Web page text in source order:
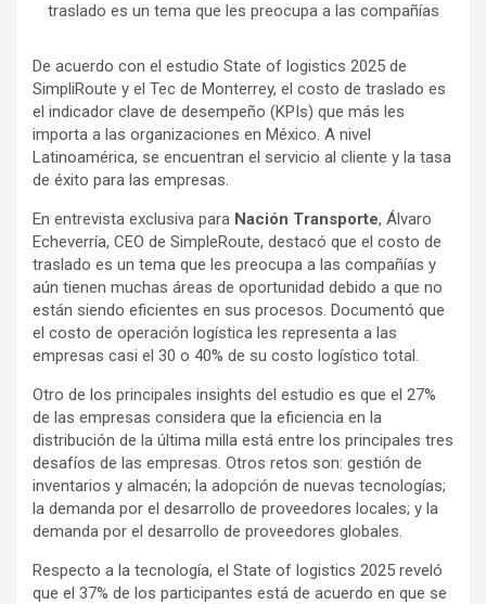
traslado es un tema que les preocupa a las compañías
De acuerdo con el estudio State of logistics 2025 de
SimpliRoute y el Tec de Monterrey, el costo de traslado es
el indicador clave de desempeño (KPIs) que más les
importa a las organizaciones en México. A nivel
Latinoamérica, se encuentran el servicio al cliente y la tasa
de éxito para las empresas.
En entrevista exclusiva para Nación Transporte, Álvaro
Echeverría, CEO de SimpleRoute, destacó que el costo de
traslado es un tema que les preocupa a las compañías y
aún tienen muchas áreas de oportunidad debido a que no
están siendo eficientes en sus procesos. Documentó que
el costo de operación logística les representa a las
empresas casi el 30 o 40% de su costo logístico total.
Otro de los principales insights del estudio es que el 27%
de las empresas considera que la eficiencia en la
distribución de la última milla está entre los principales tres
desafíos de las empresas. Otros retos son: gestión de
inventarios y almacén; la adopción de nuevas tecnologías;
la demanda por el desarrollo de proveedores locales; y la
demanda por el desarrollo de proveedores globales.
Respecto a la tecnología, el State of logistics 2025 reveló
que el 37% de los participantes está de acuerdo en que se